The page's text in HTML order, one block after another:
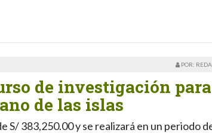
POR:
de investigación para
de las islas
S/ 383,250.00 y se realizará en un periodo